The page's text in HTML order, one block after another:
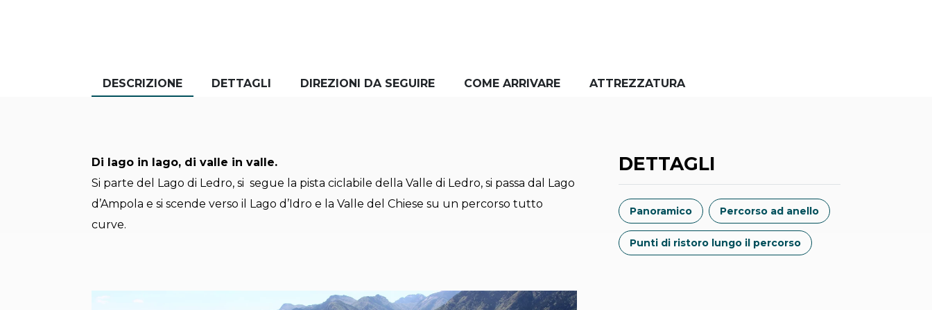
DESCRIZIONE DETTAGLI DIREZIONI DA SEGUIRE COME ARRIVARE ATTREZZATURA
Di lago in lago, di valle in valle.
Si parte del Lago di Ledro, si segue la pista ciclabile della Valle di Ledro, si passa dal Lago
d’Ampola e si scende verso il Lago d’Idro e la Valle del Chiese su un percorso tutto
curve.
DETTAGLI
Panoramico Percorso ad anello
Punti di ristoro lungo il percorso